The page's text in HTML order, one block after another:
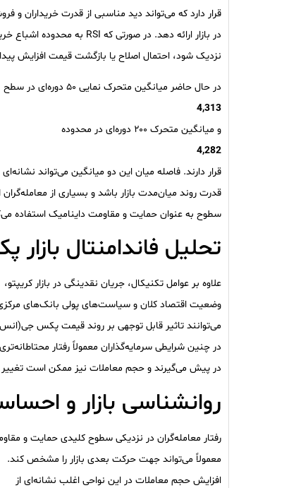
قرار دارد که می‌تواند دید مناسبی از قدرت خریداران و
در بازار ارائه دهد. در صورتی که RSI به محدوده اشباع خرید یا فروش
نزدیک شود، احتمال اصلاح یا بازگشت قیمت افزایش
در حال حاضر میانگین متحرک نمایی ۵۰ دوره‌ای در سطح
4,313
و میانگین متحرک ۲۰۰ دوره‌ای در محدوده
4,282
قرار دارند. فاصله میان این دو میانگین می‌تواند نشانه‌ای
قدرت روند میان‌مدت بازار باشد و بسیاری از معامله‌گران
سطوح به عنوان حمایت و مقاومت داینامیک استفاده
تحلیل فاندامنتال
علاوه بر عوامل تکنیکال، جریان نقدینگی در بازار کریپتو،
وضعیت اقتصاد کلان و سیاست‌های پولی بانک‌های
می‌توانند تاثیر قابل توجهی بر روند قیمت پکس
در چنین شرایطی سرمایه‌گذاران معمولاً رفتار محتاطانه‌تری
در پیش می‌گیرند و حجم معاملات نیز ممکن است تغییر
روانشناسی بازار و
رفتار معامله‌گران در نزدیکی سطوح کلیدی حمایت و
معمولاً می‌تواند جهت حرکت بعدی بازار را مشخص کند.
افزایش حجم معاملات در این نواحی اغلب نشانه‌ای از